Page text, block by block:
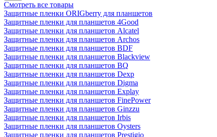
Смотреть все товары
Защитные пленки ORIGberry для планшетов
Защитные пленки для планшетов 4Good
Защитные пленки для планшетов Alcatel
Защитные пленки для планшетов Archos
Защитные пленки для планшетов BDF
Защитные пленки для планшетов Blackview
Защитные пленки для планшетов BQ
Защитные пленки для планшетов Dexp
Защитные пленки для планшетов Digma
Защитные пленки для планшетов Explay
Защитные пленки для планшетов FinePower
Защитные пленки для планшетов Ginzzu
Защитные пленки для планшетов Irbis
Защитные пленки для планшетов Oysters
Защитные пленки для планшетов Prestigio